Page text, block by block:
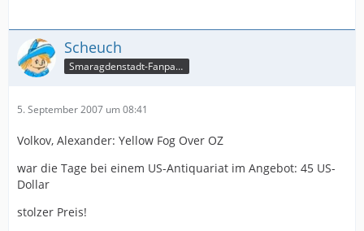
Scheuch
Smaragdenstadt-Fanpage
5. September 2007 um 08:41
Volkov, Alexander: Yellow Fog Over OZ
war die Tage bei einem US-Antiquariat im Angebot: 45 US-
Dollar
stolzer Preis!